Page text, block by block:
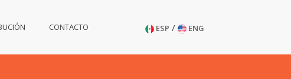
CONTACTO ESP / ENG